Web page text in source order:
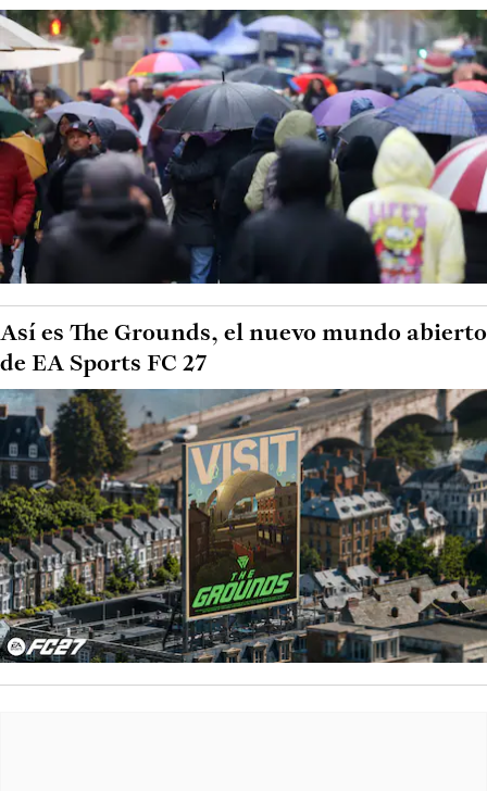
Así es The Grounds, el nuevo mundo abierto
de EA Sports FC 27